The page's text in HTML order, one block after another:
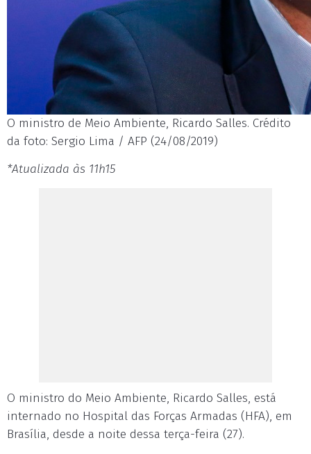
O ministro de Meio Ambiente, Ricardo Salles. Crédito
da foto: Sergio Lima / AFP (24/08/2019)
*Atualizada às 11h15
O ministro do Meio Ambiente, Ricardo Salles, está
internado no Hospital das Forças Armadas (HFA), em
Brasília, desde a noite dessa terça-feira (27).